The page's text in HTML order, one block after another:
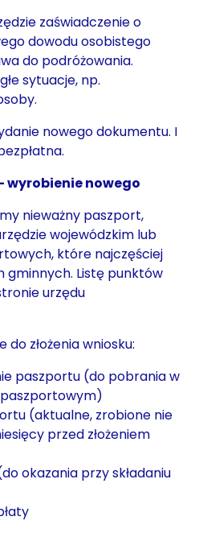
zaświadczenie o
dowodu osobistego
do podróżowania.
sytuacje, np.
nowego dokumentu. I
wyrobienie nowego
nieważny paszport,
wojewódzkim lub
które najczęściej
gminnych. Listę punktów
urzędu
złożenia wniosku:
paszportu (do pobrania w
(aktualne, zrobione nie
przed złożeniem
okazania przy składaniu